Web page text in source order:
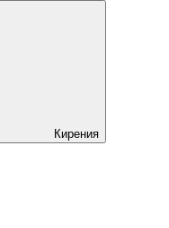
Кирения